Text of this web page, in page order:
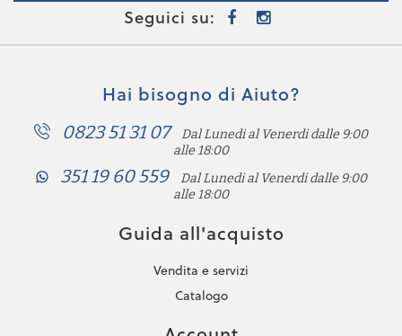
Seguici su:
Hai bisogno di Aiuto?
0823 51 31 07
Dal Lunedi al Venerdi dalle 9:00
alle 18:00
351 19 60 559
Dal Lunedi al Venerdi dalle 9:00
alle 18:00
Guida all'acquisto
Vendita e servizi
Catalogo